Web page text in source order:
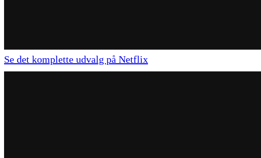
Se det komplette udvalg på Netflix